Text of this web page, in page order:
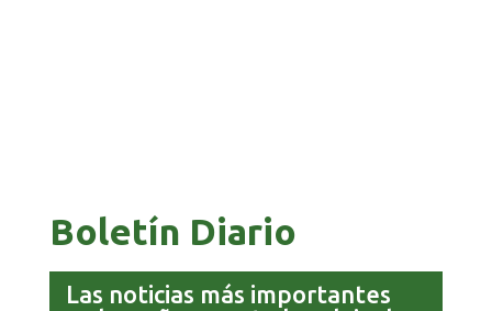
Boletín Diario
Las noticias más importantes